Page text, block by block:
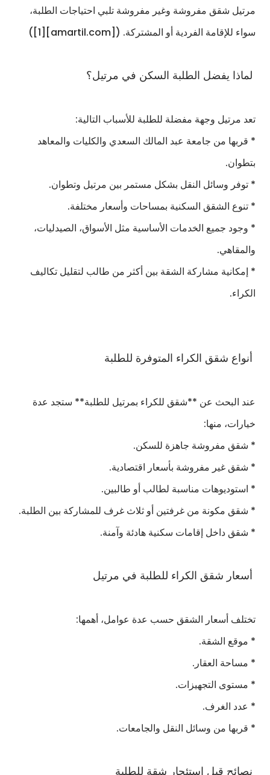
مرتيل شقق مفروشة وغير مفروشة تلبي احتياجات الطلبة،
سواء للإقامة الفردية أو المشتركة. ([amartil.com][1])
لماذا يفضل الطلبة السكن في مرتيل؟
تعد مرتيل وجهة مفضلة للطلبة للأسباب التالية:
* قربها من جامعة عبد المالك السعدي والكليات والمعاهد
بتطوان.
* توفر وسائل النقل بشكل مستمر بين مرتيل وتطوان.
* تنوع الشقق السكنية بمساحات وأسعار مختلفة.
* وجود جميع الخدمات الأساسية مثل الأسواق، الصيدليات،
والمقاهي.
* إمكانية مشاركة الشقة بين أكثر من طالب لتقليل تكاليف
الكراء.
أنواع شقق الكراء المتوفرة للطلبة
عند البحث عن **شقق للكراء بمرتيل للطلبة** ستجد عدة
خيارات، منها:
* شقق مفروشة جاهزة للسكن.
* شقق غير مفروشة بأسعار اقتصادية.
* استوديوهات مناسبة لطالب أو طالبين.
* شقق مكونة من غرفتين أو ثلاث غرف للمشاركة بين الطلبة.
* شقق داخل إقامات سكنية هادئة وآمنة.
أسعار شقق الكراء للطلبة في مرتيل
تختلف أسعار الشقق حسب عدة عوامل، أهمها:
* موقع الشقة.
* مساحة العقار.
* مستوى التجهيزات.
* عدد الغرف.
* قربها من وسائل النقل والجامعات.
نصائح قبل استئجار شقة للطلبة